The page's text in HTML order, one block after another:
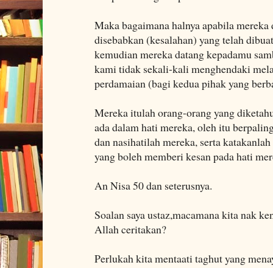
Maka bagaimana halnya apabila
disebabkan (kesalahan) yang telah
kemudian mereka datang kepadamu
kami tidak sekali-kali menghendaki
perdamaian (bagi kedua pihak yang
Mereka itulah orang-orang yang
ada dalam hati mereka, oleh itu
dan nasihatilah mereka, serta
yang boleh memberi kesan pada hati
An Nisa 50 dan seterusnya.
Soalan saya ustaz,macamana kita nak
Allah ceritakan?
Perlukah kita mentaati taghut yang